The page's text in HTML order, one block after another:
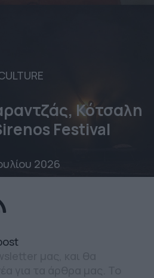
Κότσαλη
Festival
2026